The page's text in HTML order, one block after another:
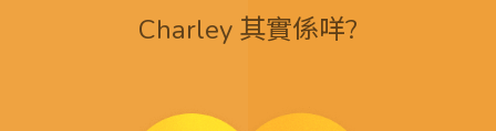
Charley 其實係咩?